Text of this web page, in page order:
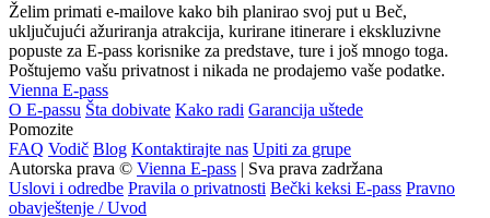
Želim primati e-mailove kako bih planirao svoj put u Beč,
uključujući ažuriranja atrakcija, kurirane itinerare i ekskluzivne
popuste za E-pass korisnike za predstave, ture i još mnogo toga.
Poštujemo vašu privatnost i nikada ne prodajemo vaše podatke.
Vienna E-pass
O E-passu Šta dobivate Kako radi Garancija uštede
Pomozite
FAQ Vodič Blog Kontaktirajte nas Upiti za grupe
Autorska prava © Vienna E-pass | Sva prava zadržana
Uslovi i odredbe Pravila o privatnosti Bečki keksi E-pass Pravno
obavještenje / Uvod